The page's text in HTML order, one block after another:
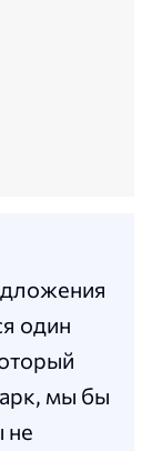
один
мы бы
не